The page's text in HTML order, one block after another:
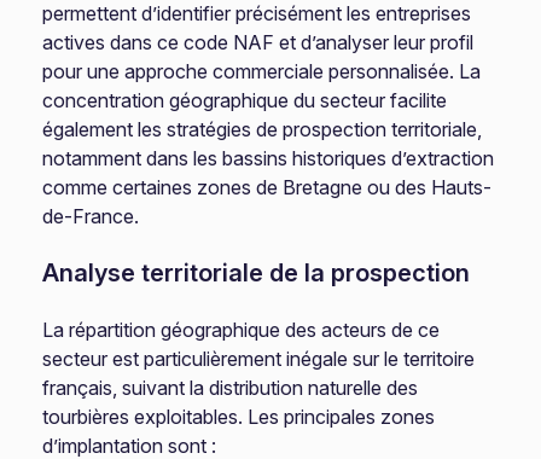
permettent d’identifier précisément les entreprises
actives dans ce code NAF et d’analyser leur profil
pour une approche commerciale personnalisée. La
concentration géographique du secteur facilite
également les stratégies de prospection territoriale,
notamment dans les bassins historiques d’extraction
comme certaines zones de Bretagne ou des Hauts-
de-France.
Analyse territoriale de la prospection
La répartition géographique des acteurs de ce
secteur est particulièrement inégale sur le territoire
français, suivant la distribution naturelle des
tourbières exploitables. Les principales zones
d’implantation sont :